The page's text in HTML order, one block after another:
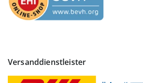
Versanddienstleister